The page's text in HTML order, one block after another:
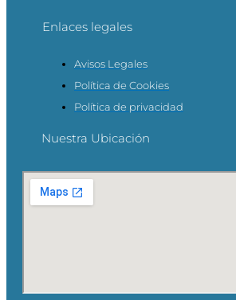
Enlaces legales
Avisos Legales
Política de Cookies
Política de privacidad
Nuestra Ubicación